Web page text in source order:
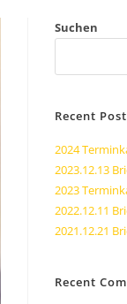
Suchen
Recent
2024
2023.12.13
2023
2022.12.11
2021.12.21
Recent